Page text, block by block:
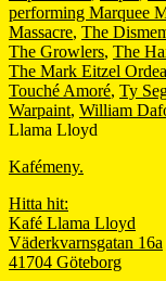
performing Marquee
Massacre, The
The Growlers, The
The Mark Eitzel
Touché Amoré, Ty
Warpaint, William
Llama Lloyd
Kafémeny.
Hitta hit:
Kafé Llama Lloyd
Väderkvarnsgatan 16a
41704 Göteborg